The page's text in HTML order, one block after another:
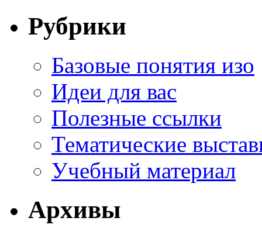
Рубрики
Базовые понятия изо
Идеи для вас
Полезные ссылки
Тематические
Учебный материал
Архивы